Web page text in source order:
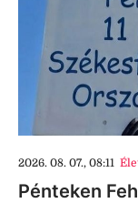
2026. 08. 07., 08:11
Pénteken